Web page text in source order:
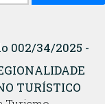
002/34/2025 -
TURÍSTICO